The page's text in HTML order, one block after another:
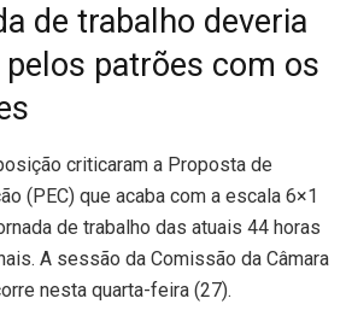
de trabalho deveria
patrões com os
criticaram a Proposta de
(PEC) que acaba com a escala 6×1
de trabalho das atuais 44 horas
A sessão da Comissão da Câmara
nesta quarta-feira (27).